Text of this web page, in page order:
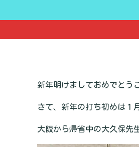
新年明けましておめでとう
さて、新年の打ち初めは１
大阪から帰省中の大久保先